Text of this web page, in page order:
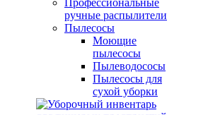
Профессиональные
ручные распылители
Пылесосы
Моющие
пылесосы
Пылеводососы
Пылесосы для
сухой уборки